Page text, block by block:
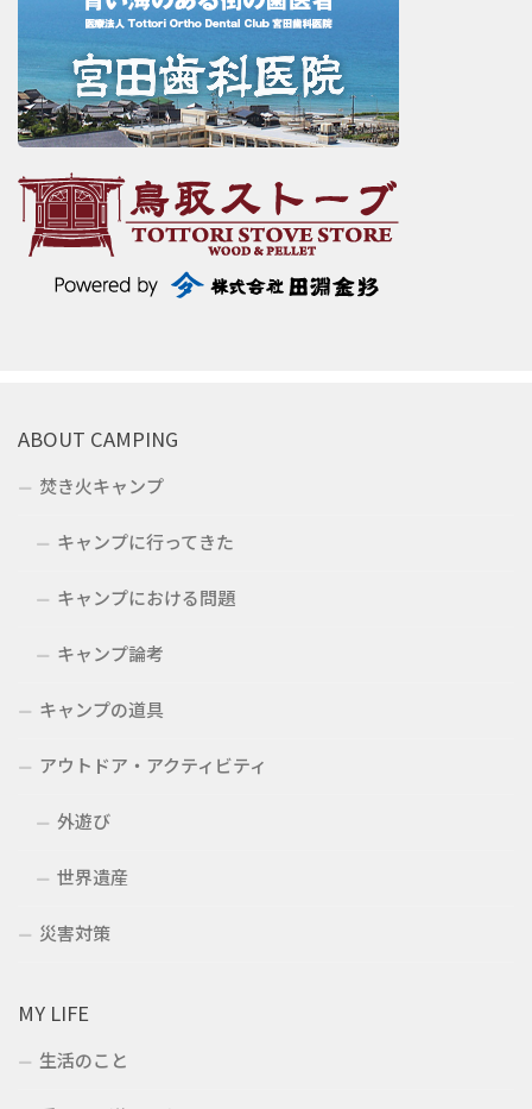
ABOUT CAMPING
焚き火キャンプ
キャンプに行ってきた
キャンプにおける問題
キャンプ論考
キャンプの道具
アウトドア・アクティビティ
外遊び
世界遺産
災害対策
MY LIFE
生活のこと